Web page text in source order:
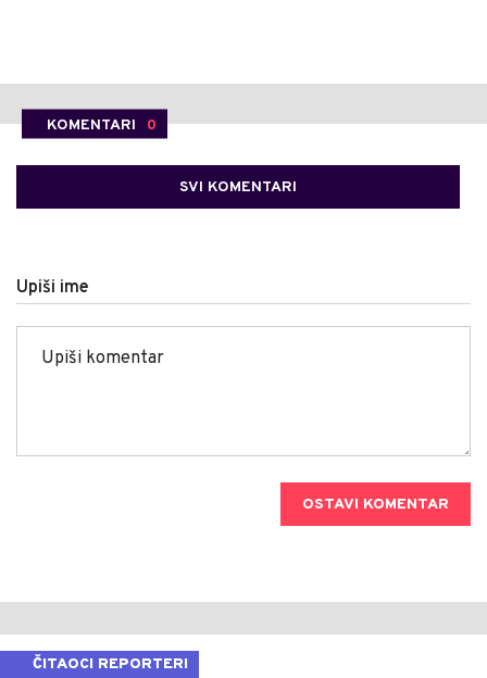
KOMENTARI 0
SVI KOMENTARI
Upiši ime
OSTAVI KOMENTAR
ČITAOCI REPORTERI